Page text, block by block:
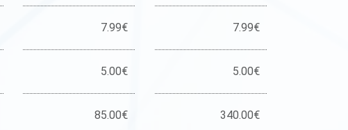
7.99€ 7.99€
5.00€ 5.00€
85.00€ 340.00€